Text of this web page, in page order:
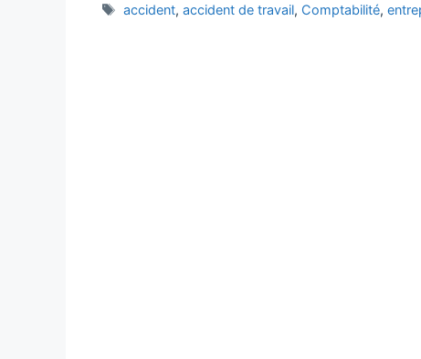
Étiquettes
accident,accident de travail, Comptabilité,